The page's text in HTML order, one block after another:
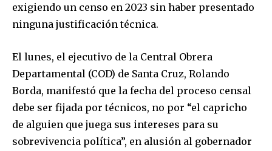
Join our community of
SUBSCRIBERS and be part of the
or click the subscribe button below. Don't worry, we respect
your privacy and won't spam your inbox. Your information is
safe with us.
exigiendo un censo en 2023 sin haber presentado
ninguna justificación técnica.
El lunes, el ejecutivo de la Central Obrera
Departamental (COD) de Santa Cruz, Rolando
Borda, manifestó que la fecha del proceso censal
debe ser fijada por técnicos, no por “el capricho
de alguien que juega sus intereses para su
sobrevivencia política”, en alusión al gobernador